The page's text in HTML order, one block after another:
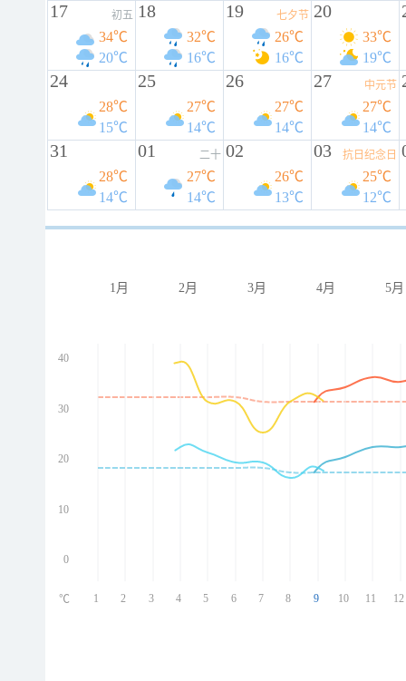
17 初五
34℃
20℃
18
32℃
16℃
19 七夕节
26℃
16℃
20
33℃
19℃
24
28℃
15℃
25
27℃
14℃
26
27℃
14℃
27 中元节
27℃
14℃
31
28℃
14℃
01 二十
27℃
14℃
02
26℃
13℃
03 抗日纪念日
25℃
12℃
1月 2月 3月 4月 5月
40
30
20
10
0
1 2 3 4 5 6 7 8 9 10 11 12
℃